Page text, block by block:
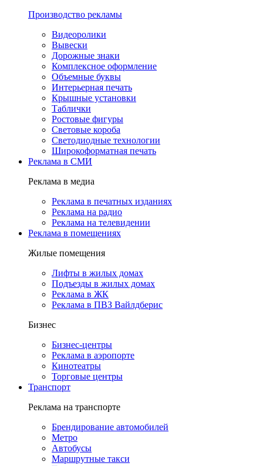
Производство рекламы
Видеоролики
Вывески
Дорожные знаки
Комплексное оформление
Объемные буквы
Интерьерная печать
Крышные установки
Таблички
Ростовые фигуры
Световые короба
Светодиодные технологии
Широкоформатная печать
Реклама в СМИ
Реклама в медиа
Реклама в печатных изданиях
Реклама на радио
Реклама на телевидении
Реклама в помещениях
Жилые помещения
Лифты в жилых домах
Подъезды в жилых домах
Реклама в ЖК
Реклама в ПВЗ Вайлдберис
Бизнес
Бизнес-центры
Реклама в аэропорте
Кинотеатры
Торговые центры
Транспорт
Реклама на транспорте
Брендирование автомобилей
Метро
Автобусы
Маршрутные такси